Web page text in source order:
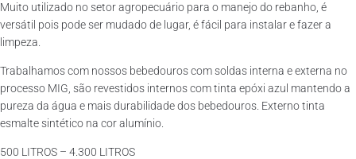
Muito utilizado no setor agropecuário para o manejo do rebanho, é
versátil pois pode ser mudado de lugar, é fácil para instalar e fazer a
limpeza.
Trabalhamos com nossos bebedouros com soldas interna e externa no
processo MIG, são revestidos internos com tinta epóxi azul mantendo a
pureza da água e mais durabilidade dos bebedouros. Externo tinta
esmalte sintético na cor alumínio.
500 LITROS – 4.300 LITROS